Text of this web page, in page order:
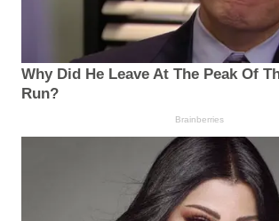
Why Did He Leave At The Peak Of
Run?
Brainberries